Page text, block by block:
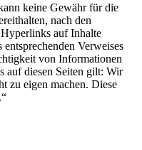
keine Gewähr für die
nach den
auf Inhalte
Verweises
von Informationen
auf diesen Seiten gilt: Wir
zu eigen machen. Diese